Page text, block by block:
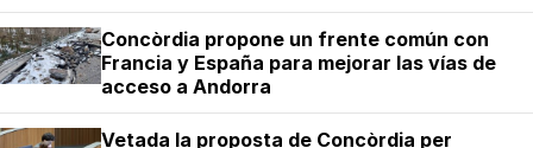
Concòrdia propone un frente común con
Francia y España para mejorar las vías de
acceso a Andorra
Vetada la proposta de Concòrdia per